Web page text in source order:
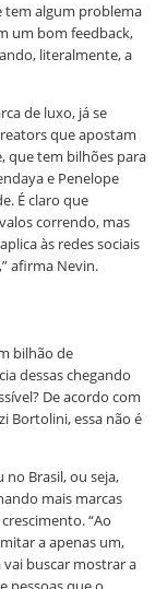
tem algum problema
um bom feedback,
literalmente, a
de luxo, já se
que apostam
que tem bilhões para
e Penelope
É claro que
correndo, mas
às redes sociais
afirma Nevin.
bilhão de
dessas chegando
De acordo com
Bortolini, essa não é
no Brasil, ou seja,
mais marcas
“Ao
a apenas um,
buscar mostrar a